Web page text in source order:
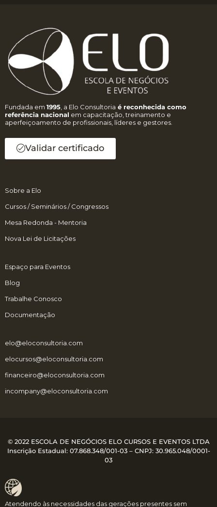
Fundada em 1995 , a Elo Consultoria é reconhecida como
referência nacional em capacitação, treinamento e
aperfeiçoamento de profissionais, líderes e gestores.
Validar certificado
Sobre a Elo
Cursos / Seminários / Congressos
Mesa Redonda - Mentoria
Nova Lei de Licitações
Espaço para Eventos
Blog
Trabalhe Conosco
Documentação
elo@eloconsultoria.com
elocursos@eloconsultoria.com
financeiro@eloconsultoria.com
incompany@eloconsultoria.com
© 2022 ESCOLA DE NEGÓCIOS ELO CURSOS E EVENTOS LTDA
Inscrição Estadual: 07.868.348/001-03 – CNPJ: 30.965.048/0001-
03
Atendendo às necessidades das gerações presentes sem